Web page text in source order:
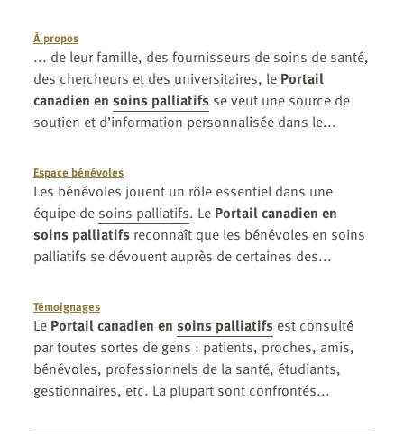
À propos
... de leur famille, des fournisseurs de soins de santé,
des chercheurs et des universitaires, le Portail
canadien en soins palliatifs se veut une source de
soutien et d’information personnalisée dans le...
Espace bénévoles
Les bénévoles jouent un rôle essentiel dans une
équipe de soins palliatifs. Le Portail canadien en
soins palliatifs reconnaît que les bénévoles en soins
palliatifs se dévouent auprès de certaines des...
Témoignages
Le Portail canadien en soins palliatifs est consulté
par toutes sortes de gens : patients, proches, amis,
bénévoles, professionnels de la santé, étudiants,
gestionnaires, etc. La plupart sont confrontés...